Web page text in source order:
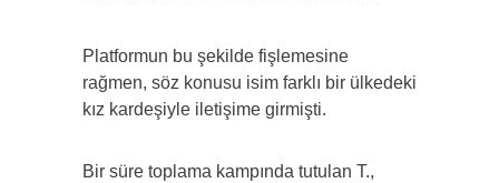
Platformun bu şekilde fişlemesine
rağmen, söz konusu isim farklı bir ülkedeki
kız kardeşiyle iletişime girmişti.
Bir süre toplama kampında tutulan T.,